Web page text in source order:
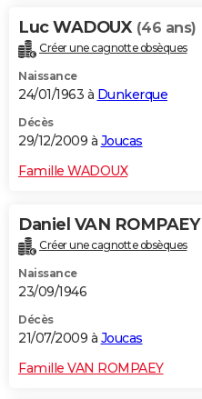
Luc WADOUX (46 ans)
Créer une cagnotte obsèques
Naissance
24/01/1963 à Dunkerque
Décès
29/12/2009 à Joucas
Famille WADOUX
Daniel VAN ROMPAEY
Créer une cagnotte obsèques
Naissance
23/09/1946
Décès
21/07/2009 à Joucas
Famille VAN ROMPAEY